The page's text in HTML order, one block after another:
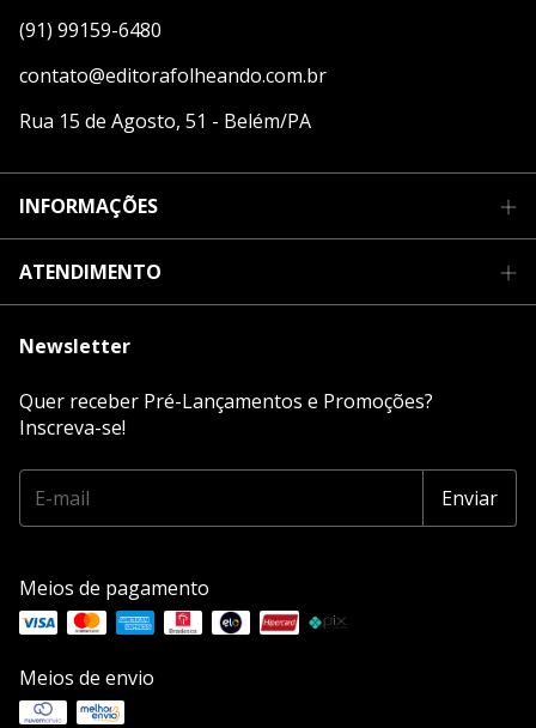
(91) 99159-6480
contato@editorafolheando.com.br
Rua 15 de Agosto, 51 - Belém/PA
INFORMAÇÕES
ATENDIMENTO
Newsletter
Quer receber Pré-Lançamentos e Promoções?
Inscreva-se!
Meios de pagamento
Meios de envio